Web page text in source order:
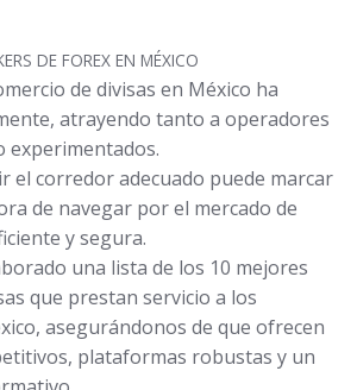
DE FOREX EN MÉXICO
de divisas en México ha
atrayendo tanto a operadores
experimentados.
el corredor adecuado puede marcar
de navegar por el mercado de
y segura.
una lista de los 10 mejores
que prestan servicio a los
asegurándonos de que ofrecen
plataformas robustas y un